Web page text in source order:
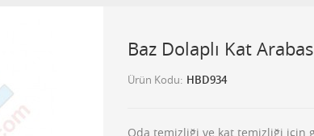
Baz Dolaplı Kat
Ürün Kodu HBD934
Oda temizliği ve kat temizliği için